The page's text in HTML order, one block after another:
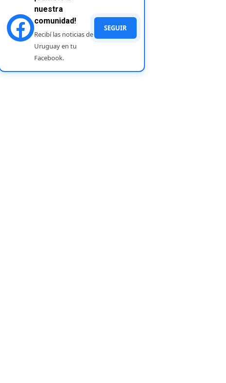
nuestra
comunidad!
Recibí las noticias de
Uruguay en tu
Facebook.
SEGUIR